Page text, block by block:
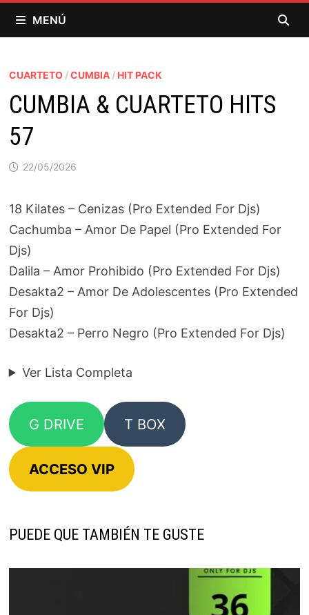
MENÚ
CUARTETO/CUMBIA/ HIT PACK
CUMBIA & CUARTETO HITS
57
22/05/2026
18 Kilates – Cenizas (Pro Extended For Djs)
Cachumba – Amor De Papel (Pro Extended For
Djs)
Dalila – Amor Prohibido (Pro Extended For Djs)
Desakta2 – Amor De Adolescentes (Pro Extended
For Djs)
Desakta2 – Perro Negro (Pro Extended For Djs)
Ver Lista Completa
G DRIVE T BOX
ACCESO VIP
PUEDE QUE TAMBIÉN TE GUSTE